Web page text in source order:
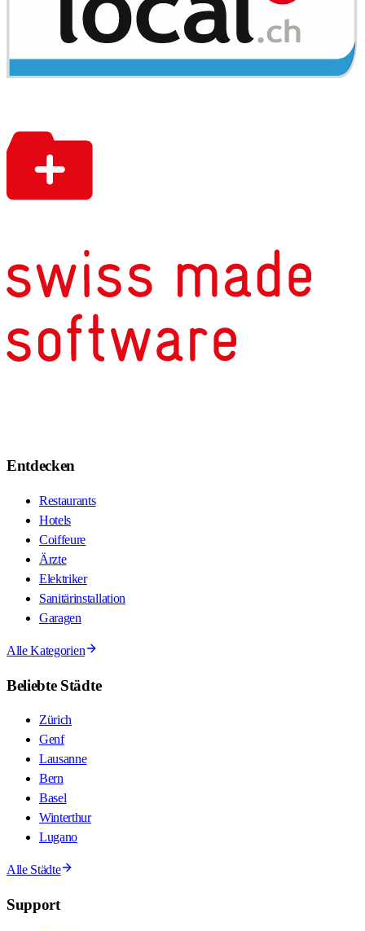
Entdecken
Restaurants
Hotels
Coiffeure
Ärzte
Elektriker
Sanitärinstallation
Garagen
Alle Kategorien
Beliebte Städte
Zürich
Genf
Lausanne
Bern
Basel
Winterthur
Lugano
Alle Städte
Support